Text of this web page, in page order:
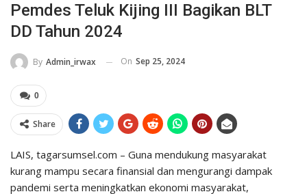
Pemdes Teluk Kijing III Bagikan BLT
DD Tahun 2024
By Admin_irwax On Sep 25, 2024
0
Share
LAIS, tagarsumsel.com – Guna mendukung masyarakat
kurang mampu secara finansial dan mengurangi dampak
pandemi serta meningkatkan ekonomi masyarakat,